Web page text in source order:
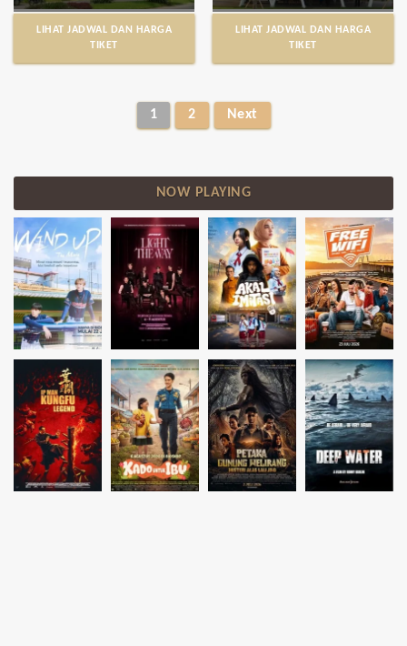
LIHAT JADWAL DAN HARGA
TIKET
LIHAT JADWAL DAN HARGA
TIKET
1 2 Next
NOW PLAYING